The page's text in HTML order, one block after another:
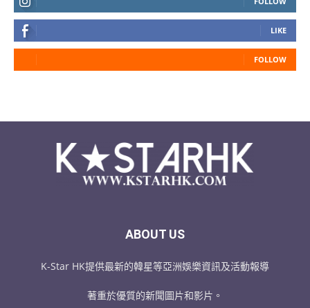
LIKE
FOLLOW
ABOUT US
K-Star HK提供最新的韓星等亞洲娛樂資訊及活動報導
著重於優質的新聞圖片和影片。